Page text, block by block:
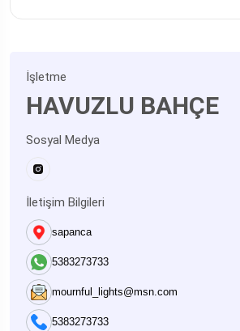
İşletme
HAVUZLU BAHÇE
Sosyal Medya
İletişim Bilgileri
sapanca
5383273733
mournful_lights@msn.com
5383273733